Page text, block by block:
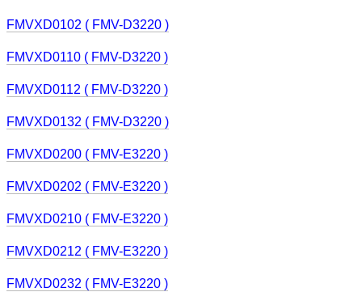
FMVXD0102 ( FMV-D3220 )
FMVXD0110 ( FMV-D3220 )
FMVXD0112 ( FMV-D3220 )
FMVXD0132 ( FMV-D3220 )
FMVXD0200 ( FMV-E3220 )
FMVXD0202 ( FMV-E3220 )
FMVXD0210 ( FMV-E3220 )
FMVXD0212 ( FMV-E3220 )
FMVXD0232 ( FMV-E3220 )